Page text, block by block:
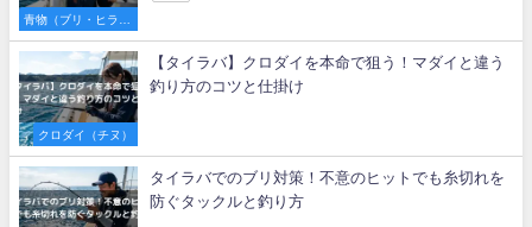
青物（ブリ・ヒラマ
クロダイ（チヌ）
【タイラバ】クロダイを本命で狙う！マダイと違う
釣り方のコツと仕掛け
タイラバでのブリ対策！不意のヒットでも糸切れを
防ぐタックルと釣り方